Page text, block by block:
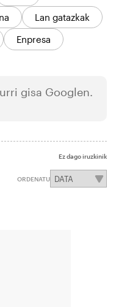
Lan gatazkak
Enpresa
gisa Googlen.
Ez dago iruzkinik
ORDENATU